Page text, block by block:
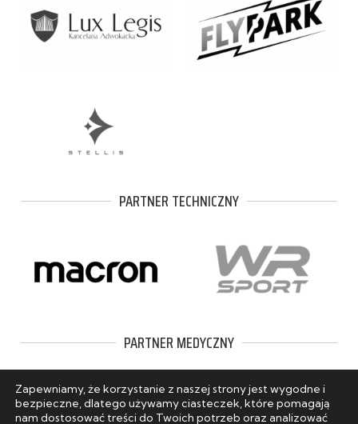
PARTNER TECHNICZNY
PARTNER MEDYCZNY
Zapewniamy, że korzystanie z naszej strony jest wygodne i
bezpieczne, dlatego używamy ciasteczek, które pomagają
nam dostosować treści do Twoich potrzeb oraz analizować